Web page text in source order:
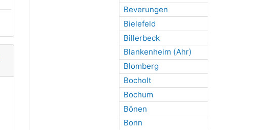
Beverungen
Bielefeld
Billerbeck
Blankenheim (Ahr)
Blomberg
Bocholt
Bochum
Bönen
Bonn